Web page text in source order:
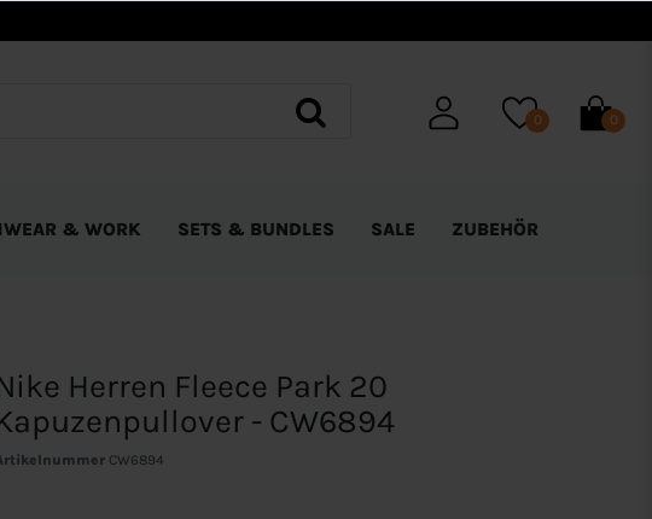
0 0
& WORK SETS & BUNDLES SALE ZUBEHÖR
Herren Fleece Park 20
- CW6894
CW6894